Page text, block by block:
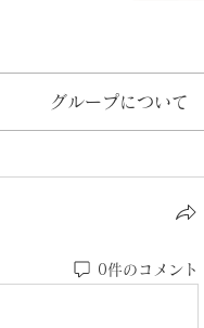
グループについて
0件のコメント